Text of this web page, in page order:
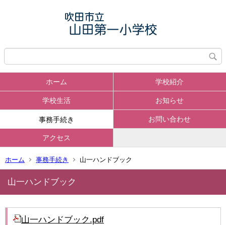
ホーム 学校紹介
学校生活 お知らせ
事務手続き お問い合わせ
アクセス
ホーム 事務手続き 山一ハンドブック
山一ハンドブック
山一ハンドブック.pdf